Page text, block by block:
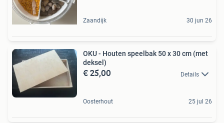
Zaandijk 30 jun 26
OKU - Houten speelbak 50 x 30 cm (met
deksel)
€ 25,00 Details
Oosterhout 25 jul 26